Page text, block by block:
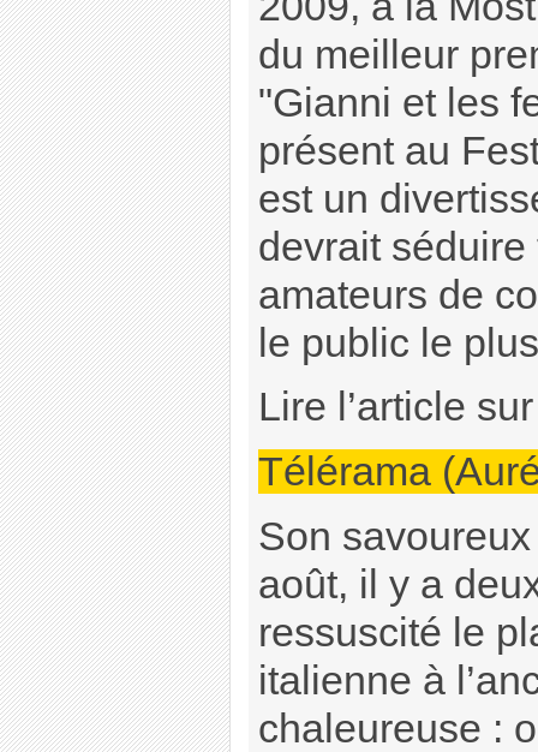
du meilleur
"Gianni et les
présent au
est un
devrait
amateurs de
le public le
Lire l’article
Télérama
Son
août, il y a
ressuscité le
italienne à
chaleureuse :